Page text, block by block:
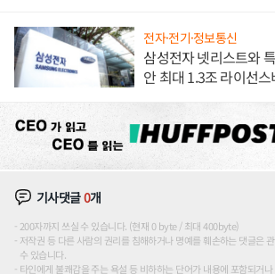
전자·전기·정보통신
삼성전자 넷리스트와
안 최대 1.3조 라이선
기사댓글0개
200자까지 쓰실 수 있습니다. (현재 0 byte / 최대 400byte)
저작권 등 다른 사람의 권리를 침해하거나 명예를 훼손하는 댓글은
수 있습니다.
타인에게 불쾌감을 주는 욕설 등 비하하는 단어가 내용에 포함되거